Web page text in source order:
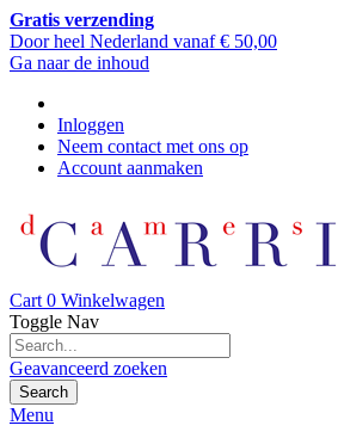
Gratis verzending
Door heel Nederland vanaf € 50,00
Ga naar de inhoud
Inloggen
Neem contact met ons op
Account aanmaken
Cart 0 Winkelwagen
Toggle Nav
Geavanceerd zoeken
Search
Menu